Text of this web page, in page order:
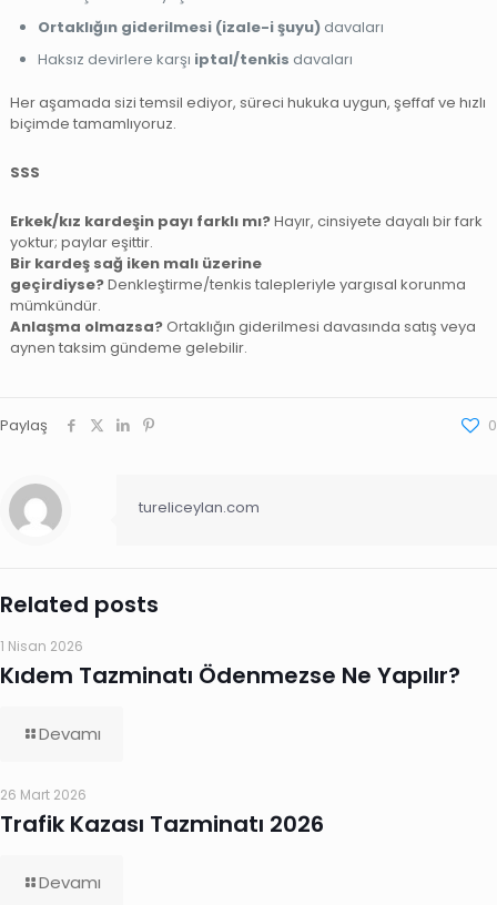
Ortaklığın giderilmesi (izale-i şuyu) davaları
Haksız devirlere karşı iptal/tenkis davaları
Her aşamada sizi temsil ediyor, süreci hukuka uygun, şeffaf ve hızlı
biçimde tamamlıyoruz.
SSS
Erkek/kız kardeşin payı farklı mı?Hayır, cinsiyete dayalı bir fark
yoktur; paylar eşittir.
Bir kardeş sağ iken malı üzerine
geçirdiyse?Denkleştirme/tenkis talepleriyle yargısal korunma
mümkündür.
Anlaşma olmazsa?Ortaklığın giderilmesi davasında satış veya
aynen taksim gündeme gelebilir.
Paylaş 0
tureliceylan.com
Related posts
1 Nisan 2026
Kıdem Tazminatı Ödenmezse Ne Yapılır?
Devamı
26 Mart 2026
Trafik Kazası Tazminatı 2026
Devamı